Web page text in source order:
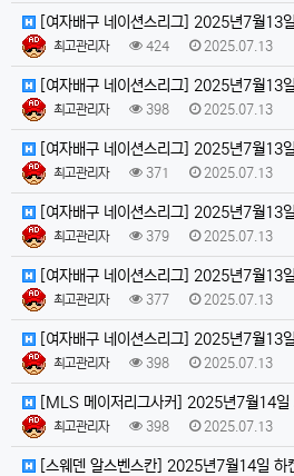
[여자배구 네이션스리그] 2025년7월13
최고관리자 424 2025.07.13
[여자배구 네이션스리그] 2025년7월13
최고관리자 398 2025.07.13
[여자배구 네이션스리그] 2025년7월13
최고관리자 371 2025.07.13
[여자배구 네이션스리그] 2025년7월13
최고관리자 379 2025.07.13
[여자배구 네이션스리그] 2025년7월13
최고관리자 377 2025.07.13
[여자배구 네이션스리그] 2025년7월13
최고관리자 398 2025.07.13
[MLS 메이저리그사커] 2025년7월14일
최고관리자 398 2025.07.13
[스웨덴 알스벤스칸] 2025년7월14일